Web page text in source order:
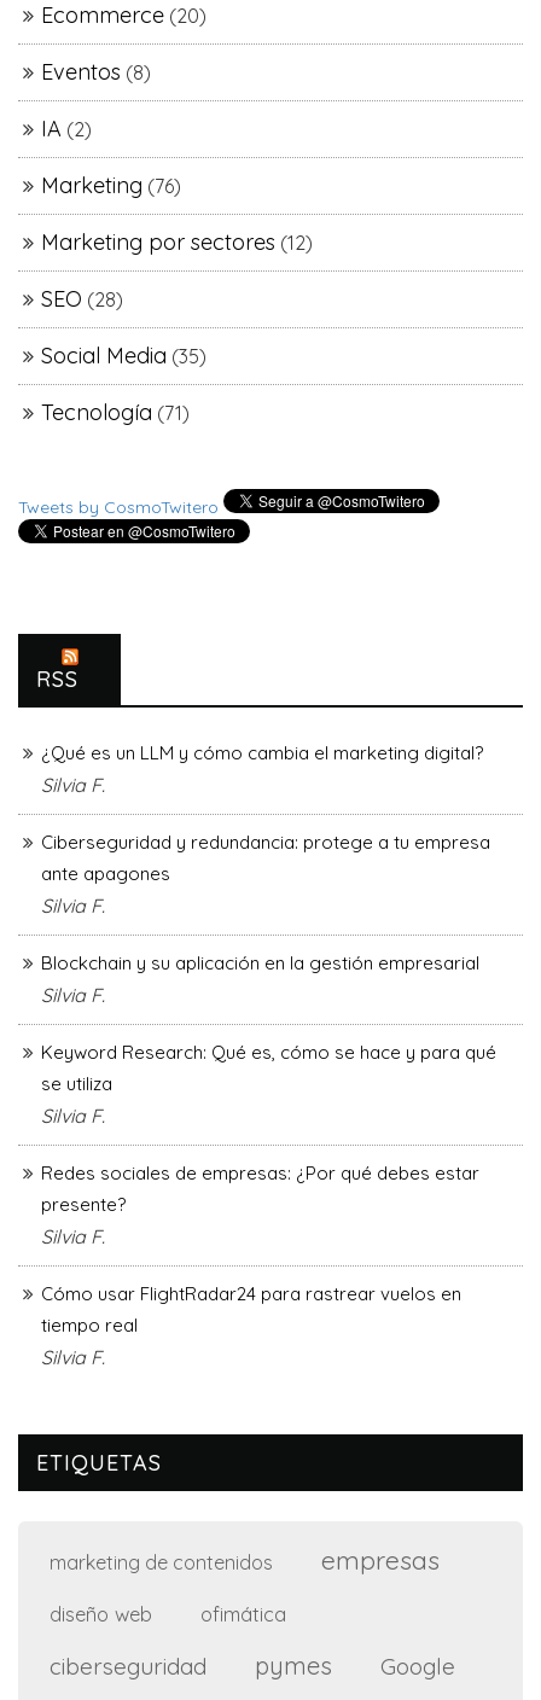
Ecommerce (20)
Eventos (8)
IA (2)
Marketing (76)
Marketing por sectores (12)
SEO (28)
Social Media (35)
Tecnología (71)
Tweets by CosmoTwitero
RSS
¿Qué es un LLM y cómo cambia el marketing digital?
Silvia F.
Ciberseguridad y redundancia: protege a tu empresa
ante apagones
Silvia F.
Blockchain y su aplicación en la gestión empresarial
Silvia F.
Keyword Research: Qué es, cómo se hace y para qué
se utiliza
Silvia F.
Redes sociales de empresas: ¿Por qué debes estar
presente?
Silvia F.
Cómo usar FlightRadar24 para rastrear vuelos en
tiempo real
Silvia F.
ETIQUETAS
marketing de contenidos empresas
diseño web ofimática
ciberseguridad pymes Google